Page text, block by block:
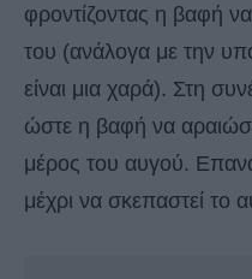
φροντίζοντας η βαφή
του (ανάλογα με την
είναι μια χαρά). Στη
ώστε η βαφή να
μέρος του αυγού.
μέχρι να σκεπαστεί το